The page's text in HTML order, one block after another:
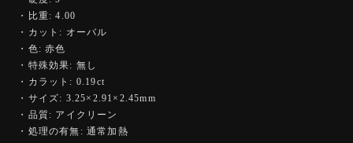
・比重: 4.00
・カット: オーバル
・色: 赤色
・特殊効果: 無し
・カラット: 0.19ct
・サイズ: 3.25×2.91×2.45mm
・品質: アイクリーン
・処理の有無: 通常加熱